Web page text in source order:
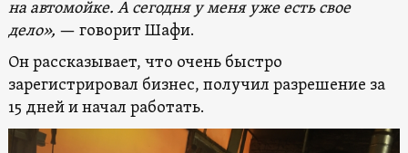
на автомойке. А сегодня у меня уже есть свое
дело», — говорит Шафи.
Он рассказывает, что очень быстро
зарегистрировал бизнес, получил разрешение за
15 дней и начал работать.